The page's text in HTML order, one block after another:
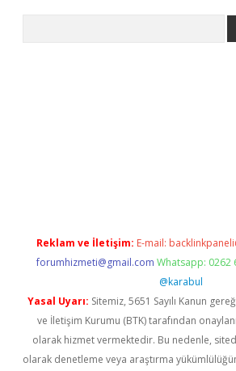
Reklam ve İletişim: E-mail:
forumhizmeti@gmail.com Whatsapp: 0262
@karabul
Yasal Uyarı: Sitemiz, 5651 Sayılı Kanun
ve İletişim Kurumu (BTK) tarafından
olarak hizmet vermektedir. Bu nedenle,
olarak denetleme veya araştırma